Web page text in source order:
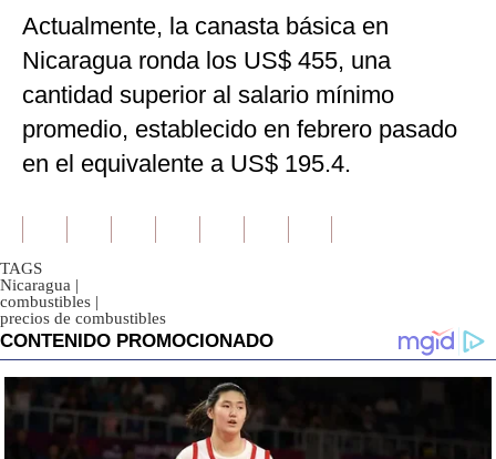
Actualmente, la canasta básica en
Nicaragua ronda los US$ 455, una
cantidad superior al salario mínimo
promedio, establecido en febrero pasado
en el equivalente a US$ 195.4.
TAGS
Nicaragua |
combustibles |
precios de combustibles